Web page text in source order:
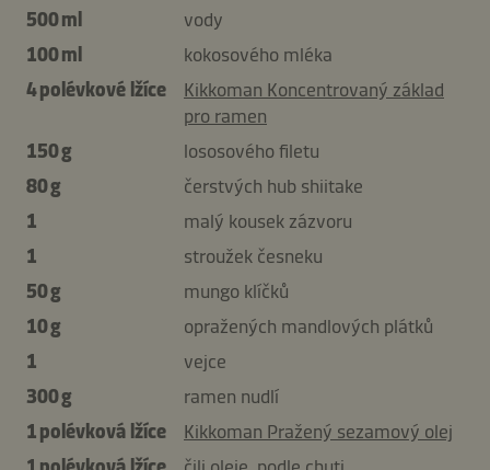
500 ml
vody
100 ml
kokosového mléka
4 polévkové lžíce
Kikkoman Koncentrovaný základ
pro ramen
150 g
lososového filetu
80 g
čerstvých hub shiitake
1
malý kousek zázvoru
1
stroužek česneku
50 g
mungo klíčků
10 g
opražených mandlových plátků
1
vejce
300 g
ramen nudlí
1 polévková lžíce
Kikkoman Pražený sezamový olej